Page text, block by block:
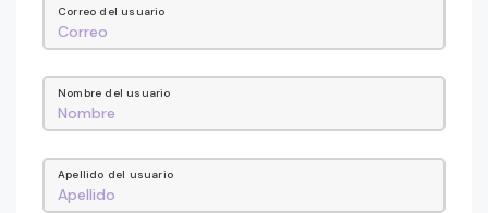
Correo del usuario
Nombre del usuario
Apellido del usuario